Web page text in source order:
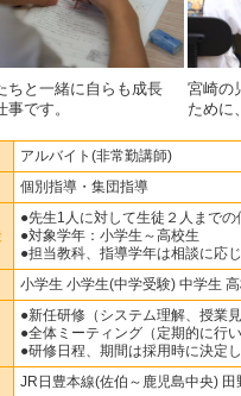
ちと一緒に自らも成長
事です。
宮崎の
ために
アルバイト(非常勤講師)
個別指導・集団指導
●先生1人に対して生徒２人までの
●対象学年：小学生～高校生
●担当教科、指導学年は相談に応じ
小学生 小学生(中学受験) 中学生
●新任研修（システム理解、授業
●全体ミーティング（定期的に行い
●研修日程、期間は採用時に決定し
JR日豊本線(佐伯～鹿児島中央) 田